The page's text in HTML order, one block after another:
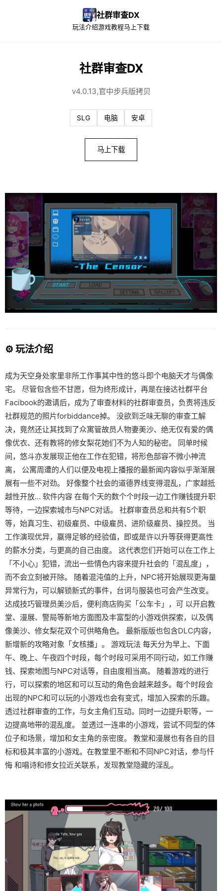
社群审查DX
玩法介绍游戏教程马上下载
社群审查DX
v4.0.13,官中步兵版拷贝
SLG 电脑 安卓
马上下载
⚙️ 玩法介绍
成为天空身处家里非所工作事其中性的悠斗即个电脑天才与偶像
宅。 尽管包含些不甘愿，但为终形成计，再是在接达社群平台
Facibook的邀请后，成为了审查材料的社群审查员，负责将违反
社群规范的照片forbiddance掉。 没欲到乏味无聊的审查工解
决，竟然还让其找到了众寓管故员人物妻美沙、绝无仅有爱的偶
像优衣、还有教将的修女梨花她们不为人知的秘密。 同单时候
间，悠斗亦发展现正他在工作在犯错，将形色部容不微小神流
离， 公寓周遭的人们以便及电视上播报的最新闻内容似乎渐渐展
展有一些不对劲。 好像整个社会的道德界线变得混乱，广家越抵
越性开放… 软件内容 在每个天的数个个时段一边工作赚钱提升职
等待，一边探索城市与NPC对话。 社群审查员总和共有5个职
等，始真习生、初级雇员、中级雇员、进阶级雇员、操控员。 当
工作演现优异，赢得足够的经验值，即或是许以升等获得更高性
的薪水分类，与更高的自己由度。 这代表您们开始可以在工作上
「不小心」犯错，流出一些情色内容来提升社会的「混乱度」，
而不会立刻被开除。 随着混沌值的上升，NPC将开始展现更海量
异常行为，可以解锁新式的事件，台词与服装也可会产生改变。
达成技巧管理员美沙后，便利商店购买「公车卡」，可 以开启教
堂、漫展、警局等新地方面图及丰富型的小游戏供探索，以及偶
像美沙、修女梨花双个可供略角色。 最新版版也包含DLC内容，
新增新的攻略对象「女核播」。 游戏玩法 每天分为早上、下面
午、晚上、午夜四个时段，每个时段可采用不同行动，如工作赚
钱、探索地图与NPC对话等，自由度相当高。 随着游戏的进行
行，可以探索的地区和可以互动的角色会越来越多。每个时段会
出现的NPC和可以玩的小游戏也会有变式，增加入探索的乐趣。
透过社群审查的工作，与女主角们互动。同时一边提升职等，一
边提高地带的混乱度。 並透过一连串的小游戏，尝试不同型的体
位子和场景，增加和女主角的亲密度。 教堂和漫展也有各自的目
标和极其丰富的小游戏。在教堂里不断和不同NPC对话，参与忏
悔 和唱诗和修女拉近关联系，发现教堂隐藏的淫乱。